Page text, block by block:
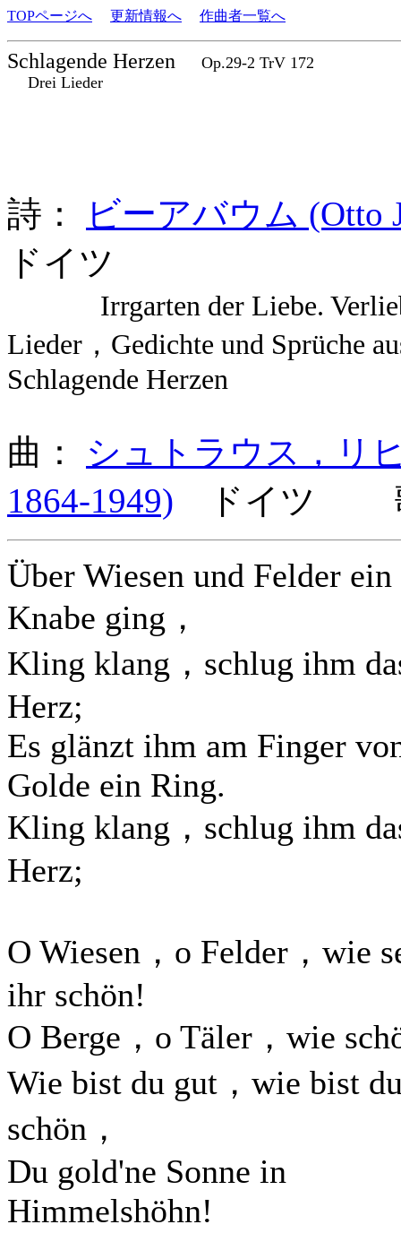
TOPページへ 更新情報へ 作曲者一覧へ
Schlagende Herzen
Op.29-2 TrV 172
Drei Lieder
詩：
ビーアバウム (Otto
ドイツ
Irrgarten der Liebe.
Lieder，Gedichte und
Schlagende Herzen
曲： シュトラウス，リ
1864-1949) ドイツ 歌
Über Wiesen und Felder ein
Knabe ging，
Kling klang，schlug ihm
Herz;
Es glänzt ihm am Finger
Golde ein Ring.
Kling klang，schlug ihm
Herz;
O Wiesen，o Felder，wie
ihr schön!
O Berge，o Täler，wie
Wie bist du gut，wie bist
schön，
Du gold'ne Sonne in
Himmelshöhn!